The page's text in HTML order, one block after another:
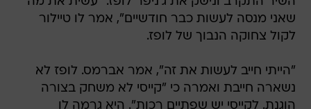
שאני מנסה לעשות כבר חודשיים", אמר לו טיילור
לקול צחוקה הנבוך של לופז.
"הייתי חייב לעשות את זה", אמר אברמס. לופז לא
נשארה חייבת ואמרה כי "קייסי לא משחק בצורה
הוגנת. לקייסי יש שפתיים רכות". היא גרמה לו